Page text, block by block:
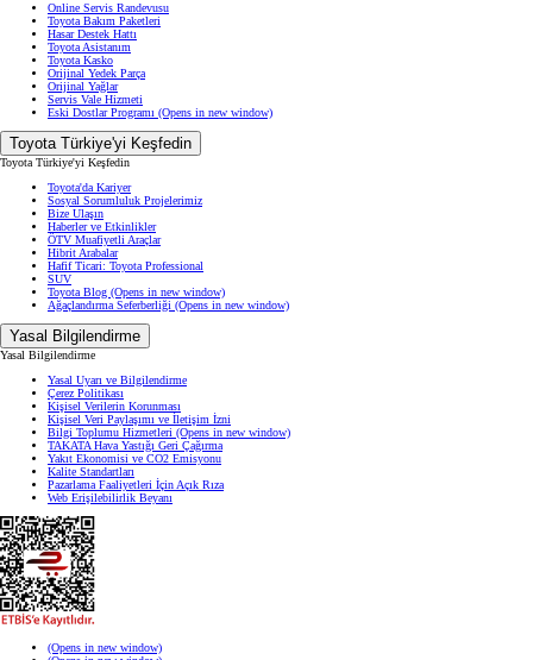
Online Servis Randevusu
Toyota Bakım Paketleri
Hasar Destek Hattı
Toyota Asistanım
Toyota Kasko
Orijinal Yedek Parça
Orijinal Yağlar
Servis Vale Hizmeti
Eski Dostlar Programı (Opens in new window)
Toyota Türkiye'yi Keşfedin
Toyota Türkiye'yi Keşfedin
Toyota'da Kariyer
Sosyal Sorumluluk Projelerimiz
Bize Ulaşın
Haberler ve Etkinlikler
ÖTV Muafiyetli Araçlar
Hibrit Arabalar
Hafif Ticari: Toyota Professional
SUV
Toyota Blog (Opens in new window)
Ağaçlandırma Seferberliği (Opens in new window)
Yasal Bilgilendirme
Yasal Bilgilendirme
Yasal Uyarı ve Bilgilendirme
Çerez Politikası
Kişisel Verilerin Korunması
Kişisel Veri Paylaşımı ve İletişim İzni
Bilgi Toplumu Hizmetleri (Opens in new window)
TAKATA Hava Yastığı Geri Çağırma
Yakıt Ekonomisi ve CO2 Emisyonu
Kalite Standartları
Pazarlama Faaliyetleri İçin Açık Rıza
Web Erişilebilirlik Beyanı
(Opens in new window)